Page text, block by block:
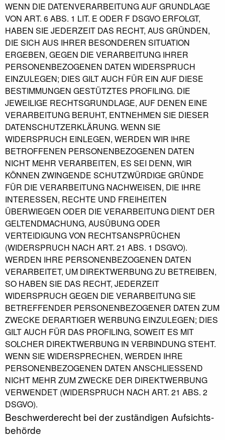
WENN DIE DATENVERARBEITUNG AUF GRUNDLAGE
VON ART. 6 ABS. 1 LIT. E ODER F DSGVO ERFOLGT,
HABEN SIE JEDERZEIT DAS RECHT, AUS GRÜNDEN,
DIE SICH AUS IHRER BESONDEREN SITUATION
ERGEBEN, GEGEN DIE VERARBEITUNG IHRER
PERSONENBEZOGENEN DATEN WIDERSPRUCH
EINZULEGEN; DIES GILT AUCH FÜR EIN AUF DIESE
BESTIMMUNGEN GESTÜTZTES PROFILING. DIE
JEWEILIGE RECHTSGRUNDLAGE, AUF DENEN EINE
VERARBEITUNG BERUHT, ENTNEHMEN SIE DIESER
DATENSCHUTZERKLÄRUNG. WENN SIE
WIDERSPRUCH EINLEGEN, WERDEN WIR IHRE
BETROFFENEN PERSONENBEZOGENEN DATEN
NICHT MEHR VERARBEITEN, ES SEI DENN, WIR
KÖNNEN ZWINGENDE SCHUTZWÜRDIGE GRÜNDE
FÜR DIE VERARBEITUNG NACHWEISEN, DIE IHRE
INTERESSEN, RECHTE UND FREIHEITEN
ÜBERWIEGEN ODER DIE VERARBEITUNG DIENT DER
GELTENDMACHUNG, AUSÜBUNG ODER
VERTEIDIGUNG VON RECHTSANSPRÜCHEN
(WIDERSPRUCH NACH ART. 21 ABS. 1 DSGVO).
WERDEN IHRE PERSONENBEZOGENEN DATEN
VERARBEITET, UM DIREKTWERBUNG ZU BETREIBEN,
SO HABEN SIE DAS RECHT, JEDERZEIT
WIDERSPRUCH GEGEN DIE VERARBEITUNG SIE
BETREFFENDER PERSONENBEZOGENER DATEN ZUM
ZWECKE DERARTIGER WERBUNG EINZULEGEN; DIES
GILT AUCH FÜR DAS PROFILING, SOWEIT ES MIT
SOLCHER DIREKTWERBUNG IN VERBINDUNG STEHT.
WENN SIE WIDERSPRECHEN, WERDEN IHRE
PERSONENBEZOGENEN DATEN ANSCHLIESSEND
NICHT MEHR ZUM ZWECKE DER DIREKTWERBUNG
VERWENDET (WIDERSPRUCH NACH ART. 21 ABS. 2
DSGVO).
Beschwerde­recht bei der zuständigen Aufsichts­
behörde